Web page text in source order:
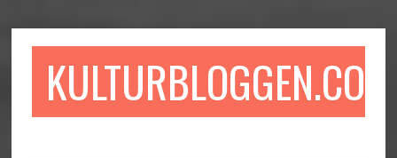
till
till
sidofältet
till
KULTURBLOGGEN.COM